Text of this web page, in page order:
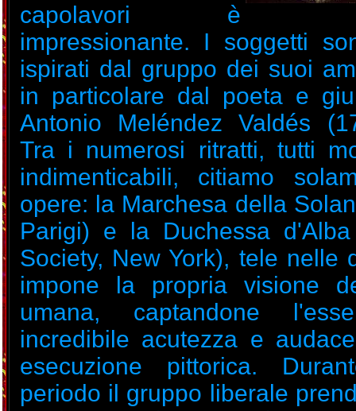
capolavori è
impressionante. I soggetti
ispirati dal gruppo dei suoi
in particolare dal poeta e
Antonio Meléndez Valdés
Tra i numerosi ritratti, tutti
indimenticabili, citiamo
opere: la Marchesa della
Parigi) e la Duchessa
Society, New York), tele nelle
impone la propria visione
umana, captandone
incredibile acutezza e
esecuzione pittorica.
periodo il gruppo liberale